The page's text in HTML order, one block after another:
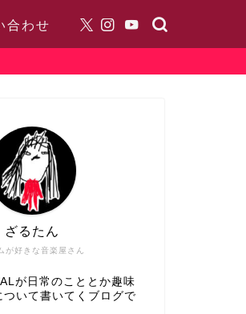
合わせ
が好きな音楽屋さん
ざるたん
が日常のこととか趣味
いて書いてくブログで